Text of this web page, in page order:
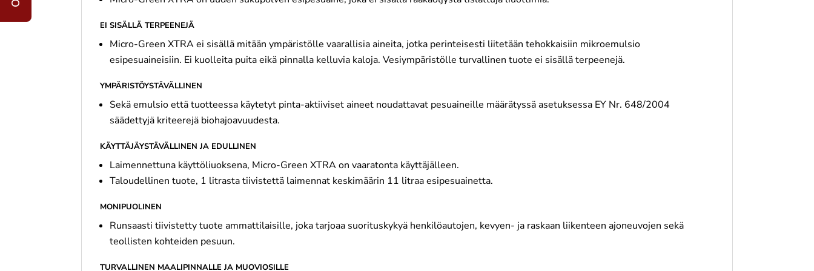
EI SISÄLLÄ TERPEENEJÄ
Micro-Green XTRA ei sisällä mitään ympäristölle vaarallisia aineita, jotka perinteisesti liitetään tehokkaisiin mikroemulsio
esipesuaineisiin. Ei kuolleita puita eikä pinnalla kelluvia kaloja. Vesiympäristölle turvallinen tuote ei sisällä terpeenejä.
YMPÄRISTÖYSTÄVÄLLINEN
Sekä emulsio että tuotteessa käytetyt pinta-aktiiviset aineet noudattavat pesuaineille määrätyssä asetuksessa EY Nr. 648/2004
säädettyjä kriteerejä biohajoavuudesta.
KÄYTTÄJÄYSTÄVÄLLINEN JA EDULLINEN
Laimennettuna käyttöliuoksena, Micro-Green XTRA on vaaratonta käyttäjälleen.
Taloudellinen tuote, 1 litrasta tiivistettä laimennat keskimäärin 11 litraa esipesuainetta.
MONIPUOLINEN
Runsaasti tiivistetty tuote ammattilaisille, joka tarjoaa suorituskykyä henkilöautojen, kevyen- ja raskaan liikenteen ajoneuvojen sekä
teollisten kohteiden pesuun.
TURVALLINEN MAALIPINNALLE JA MUOVIOSILLE